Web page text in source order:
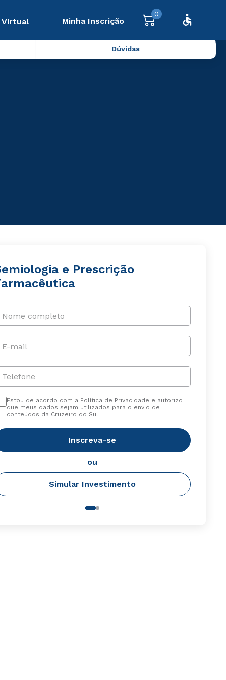
Virtual Minha Inscrição
0
Dúvidas
e Prescrição
Nome completo
E-mail
Telefone
Estou de acordo com a Política de Privacidade e autorizo
que meus dados sejam utilizados para o envio de
conteúdos da Cruzeiro do Sul.
Inscreva-se
ou
Simular Investimento